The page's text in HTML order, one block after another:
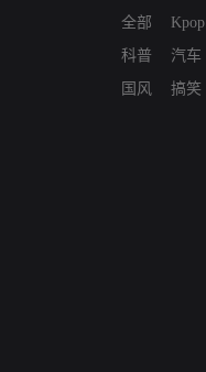
全部
科普
国风
Kpop
汽车
搞笑